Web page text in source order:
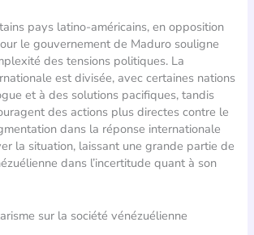
pays latino-américains, en opposition
le gouvernement de Maduro souligne
des tensions politiques. La
est divisée, avec certaines nations
et à des solutions pacifiques, tandis
des actions plus directes contre le
dans la réponse internationale
la situation, laissant une grande partie de
dans l’incertitude quant à son
sur la société vénézuélienne